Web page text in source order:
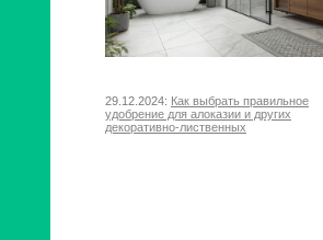
29.12.2024: Как выбрать правильное
удобрение для алоказии и других
декоративно-лиственных